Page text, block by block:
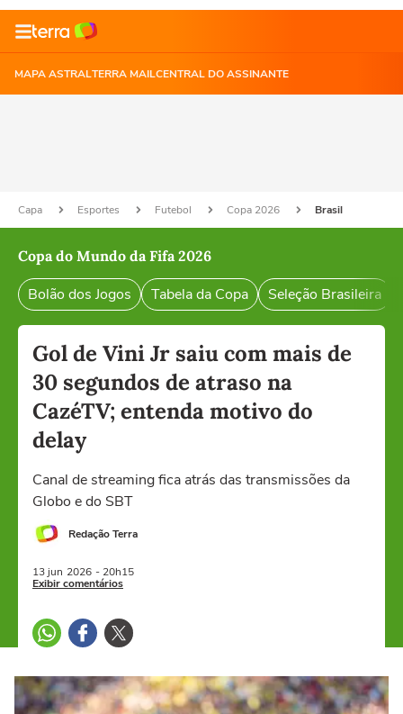
MAPA ASTRALTERRA MAILCENTRAL DO ASSINANTE
Capa Esportes Futebol Copa 2026 Brasil
Copa do Mundo da Fifa 2026
Bolão dos Jogos Tabela da Copa Seleção Brasileira
Gol de Vini Jr saiu com mais de
30 segundos de atraso na
CazéTV; entenda motivo do
delay
Canal de streaming fica atrás das transmissões da
Globo e do SBT
Redação Terra
13 jun 2026 - 20h15
Exibir comentários